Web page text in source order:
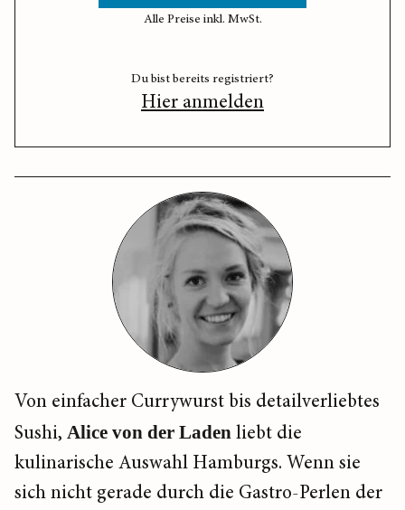
Alle Preise inkl. MwSt.
Du bist bereits registriert?
Hier anmelden
Von einfacher Currywurst bis detailverliebtes
Sushi, Alice von der Laden liebt die
kulinarische Auswahl Hamburgs. Wenn sie
sich nicht gerade durch die Gastro-Perlen der